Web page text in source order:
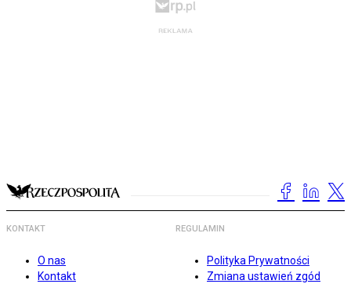
KONTAKT
O nas
Kontakt
REGULAMIN
Polityka Prywatności
Zmiana ustawień zgód